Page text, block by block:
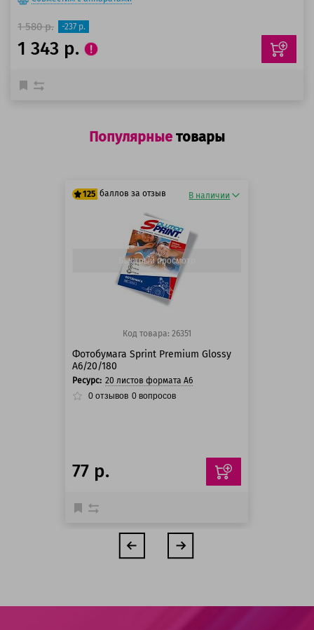
1 580 р. -237 р.
1 343 р.
Популярные товары
125 баллов за отзыв
125 баллов
125 баллов
В наличии
Быстрый просмотр
Код товара: 26351
Фотобумага Sprint Premium Glossy
A6/20/180
Ресурс: 20 листов формата А6
0 отзывов 0 вопросов
77 р.